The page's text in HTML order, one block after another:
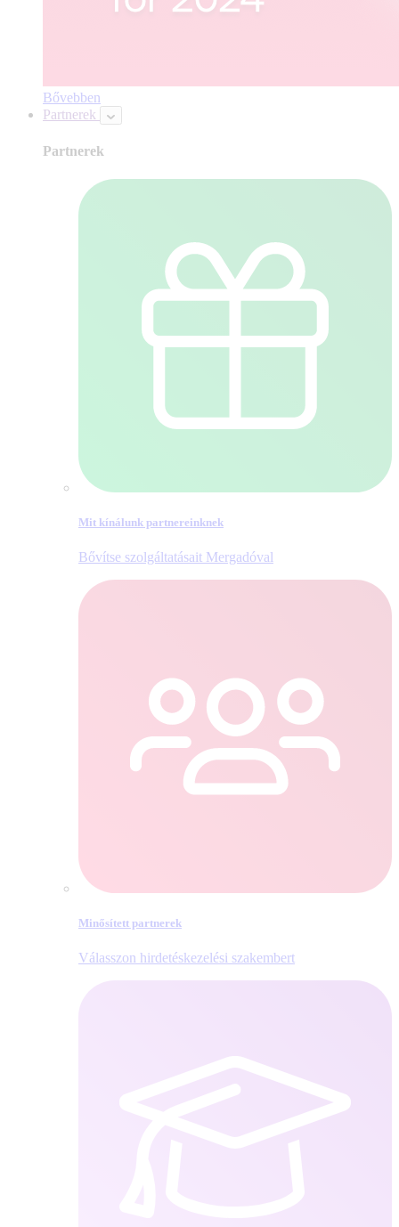
Bővebben
Partnerek
Partnerek
Mit kínálunk partnereinknek
Bővítse szolgáltatásait Mergadóval
Minősített partnerek
Válasszon hirdetéskezelési szakembert